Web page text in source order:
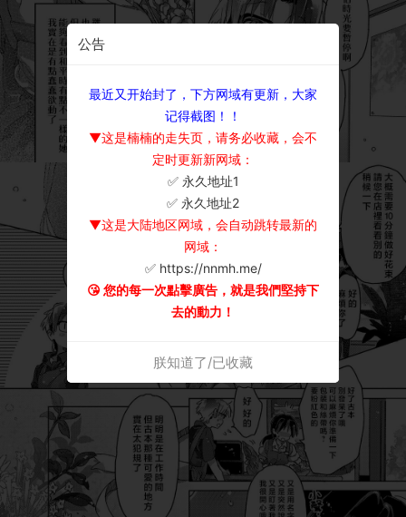
公告
最近又开始封了，下方网域有更新，大家
记得截图！！
▼这是楠楠的走失页，请务必收藏，会不
定时更新新网域：
✅ 永久地址1
✅ 永久地址2
▼这是大陆地区网域，会自动跳转最新的
网域：
✅ https://nnmh.me/
😘 您的每一次點擊廣告，就是我們堅持下
去的動力！
朕知道了/已收藏